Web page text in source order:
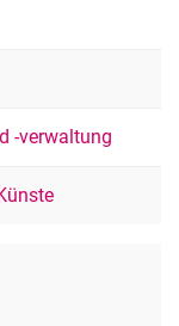
-verwaltung